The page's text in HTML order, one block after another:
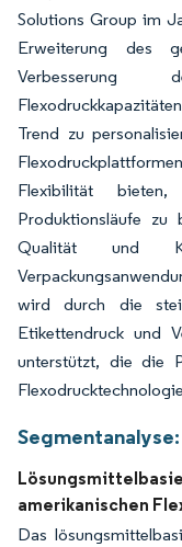
Solutions Group im
Erweiterung des
Verbesserung
Trend zu
Flexibilität
Produktionsläufe zu
Qualität und
wird durch die
Etikettendruck und
unterstützt, die die
amerikanischen
Das